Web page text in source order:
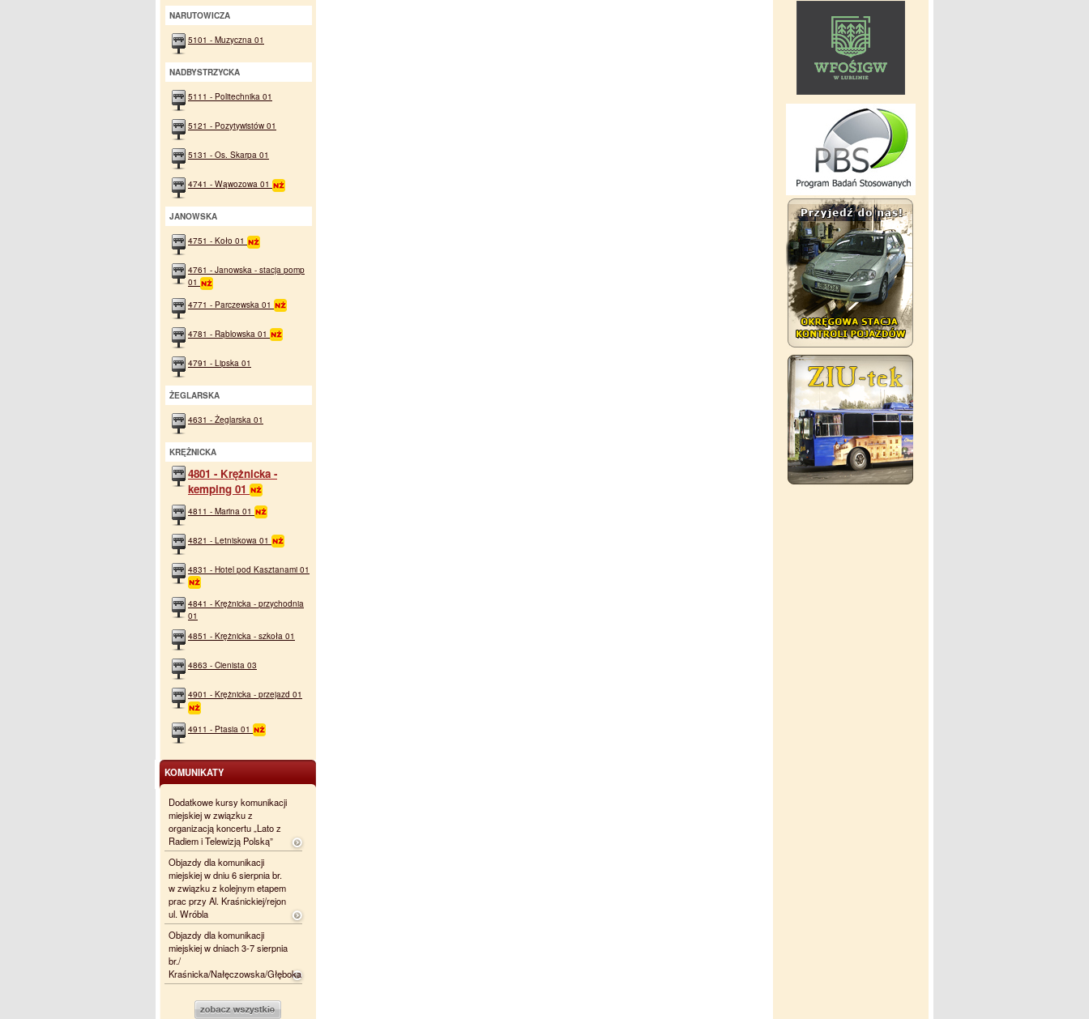
NARUTOWICZA
5101 - Muzyczna 01
NADBYSTRZYCKA
5111 - Politechnika 01
5121 - Pozytywistów 01
5131 - Os. Skarpa 01
4741 - Wąwozowa 01
JANOWSKA
4751 - Koło 01
4761 - Janowska - stacja pomp
01
4771 - Parczewska 01
4781 - Rąblowska 01
4791 - Lipska 01
ŻEGLARSKA
4631 - Żeglarska 01
KRĘŻNICKA
4801 - Krężnicka -
kemping 01
4811 - Marina 01
4821 - Letniskowa 01
4831 - Hotel pod Kasztanami 01
4841 - Krężnicka - przychodnia
01
4851 - Krężnicka - szkoła 01
4863 - Cienista 03
4901 - Krężnicka - przejazd 01
4911 - Ptasia 01
KOMUNIKATY
Dodatkowe kursy komunikacji
miejskiej w związku z
organizacją koncertu „Lato z
Radiem i Telewizją Polską”
Objazdy dla komunikacji
miejskiej w dniu 6 sierpnia br.
w związku z kolejnym etapem
prac przy Al. Kraśnickiej/rejon
ul. Wróbla
Objazdy dla komunikacji
miejskiej w dniach 3-7 sierpnia
br./
Kraśnicka/Nałęczowska/Głęboka